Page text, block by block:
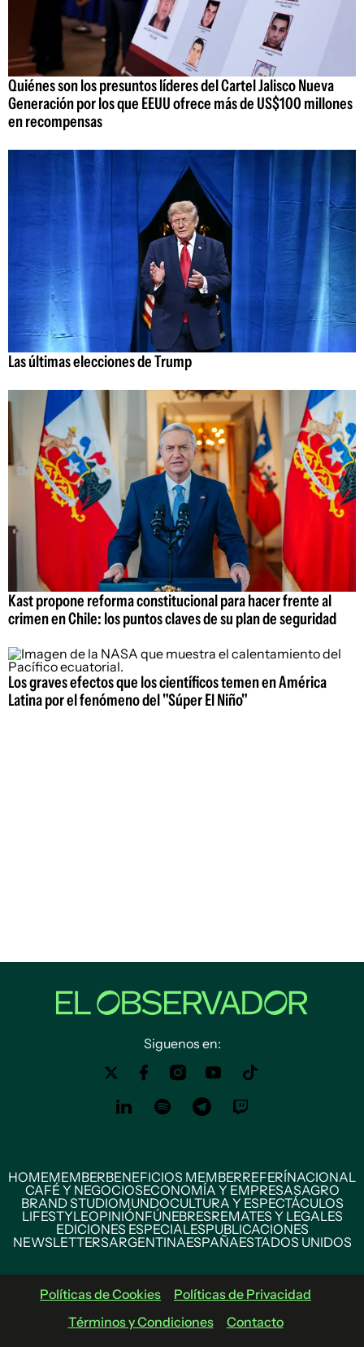
Quiénes son los presuntos líderes del Cartel Jalisco Nueva
Generación por los que EEUU ofrece más de US$100 millones
en recompensas
Las últimas elecciones de Trump
Kast propone reforma constitucional para hacer frente al
crimen en Chile: los puntos claves de su plan de seguridad
Los graves efectos que los científicos temen en América
Latina por el fenómeno del "Súper El Niño"
Siguenos en:
HOMEMEMBERBENEFICIOS MEMBERREFERÍNACIONAL
CAFÉ Y NEGOCIOSECONOMÍA Y EMPRESASAGRO
BRAND STUDIOMUNDOCULTURA Y ESPECTÁCULOS
LIFESTYLEOPINIÓNFÚNEBRESREMATES Y LEGALES
EDICIONES ESPECIALESPUBLICACIONES
NEWSLETTERSARGENTINAESPAÑAESTADOS UNIDOS
Políticas de Cookies
Políticas de Privacidad
Términos y Condiciones
Contacto